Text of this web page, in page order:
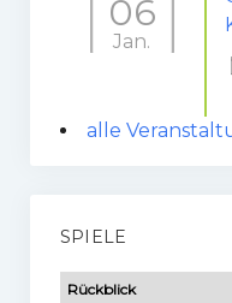
06
Jan.
alle
SPIELE
Rückblick